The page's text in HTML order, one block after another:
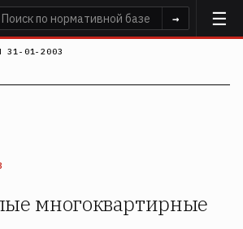
→
31-01-2003
многоквартирные